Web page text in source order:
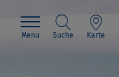
Menü Suche Karte